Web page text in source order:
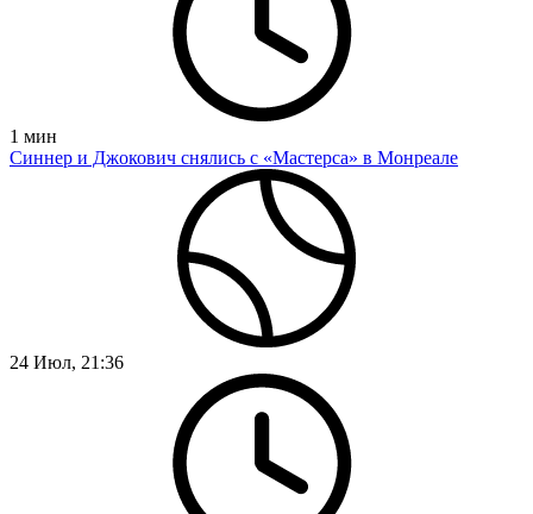
1 мин
Синнер и Джокович снялись с «Мастерса» в Монреале
24 Июл, 21:36